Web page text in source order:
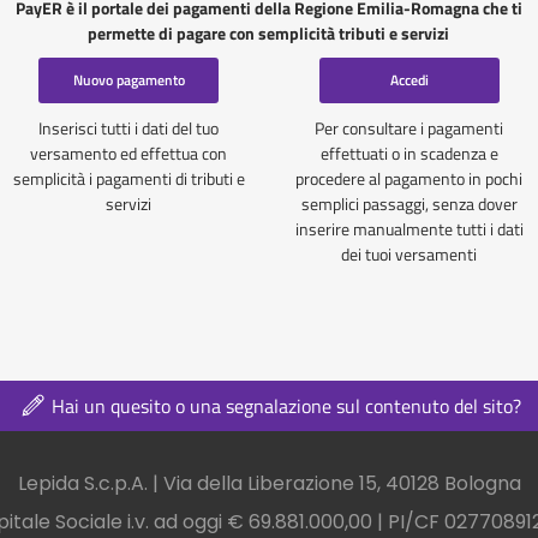
PayER è il portale dei pagamenti della Regione Emilia-Romagna che ti
permette di pagare con semplicità tributi e servizi
Nuovo pagamento
Inserisci tutti i dati del tuo
versamento ed effettua con
semplicità i pagamenti di tributi e
servizi
Accedi
Per consultare i pagamenti
effettuati o in scadenza e
procedere al pagamento in pochi
semplici passaggi, senza dover
inserire manualmente tutti i dati
dei tuoi versamenti
Hai un quesito o una segnalazione sul contenuto del sito?
footer
Lepida S.c.p.A. | Via della Liberazione 15, 40128 Bologna
Sociale i.v. ad oggi € 69.881.000,00 | PI/CF